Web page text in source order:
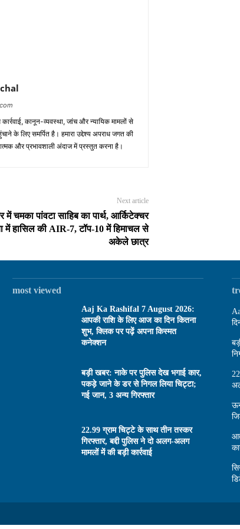
कानून-व्यवस्था, जांच और न्यायिक मामलों से
के लिए समर्पित है। हमारा उद्देश्य अपराध जगत की
और प्रभावशाली अंदाज में प्रस्तुत करना है।
Next article
में चमका पांवटा साहिब का पार्थ, आर्किटेक्चर
में हासिल की AIR-7, टॉप-10 में हिमाचल से
अकेले छात्र
most viewed
Aaj Ka Rashifal 7 August 2026:
आपकी राशि के लिए आज का दिन कितना
शुभ, क्लिक पर पढ़ें अपना किस्मत
कनेक्शन
बड़ी खबर: नाके पर पुलिस देख भगाई कार,
पकड़े जाने के डर से निगल लिया चिट्टा;
गई जान, 3 अन्य गिरफ्तार
22.99 ग्राम चिट्टे के साथ तीन तस्कर
गिरफ्तार, बद्दी पुलिस ने दो अलग-अलग
मामलों में की बड़ी कार्रवाई